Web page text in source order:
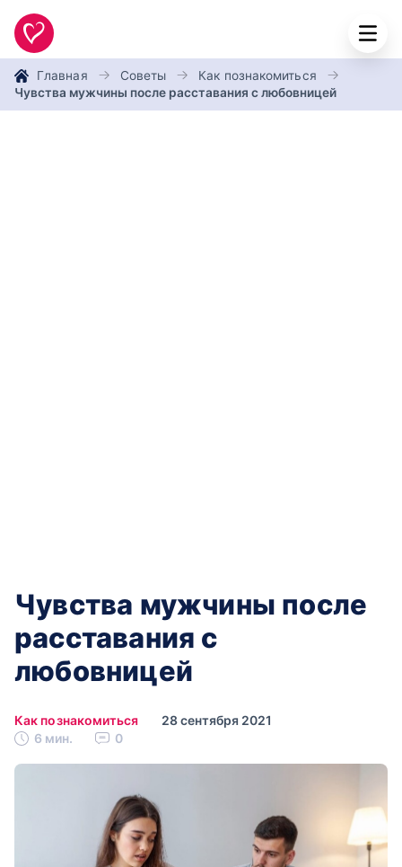
Главная Советы
Как познакомиться
Чувства мужчины после расставания с любовницей
Чувства мужчины после
расставания с
любовницей
Как познакомиться
28 сентября 2021
6 мин.
0